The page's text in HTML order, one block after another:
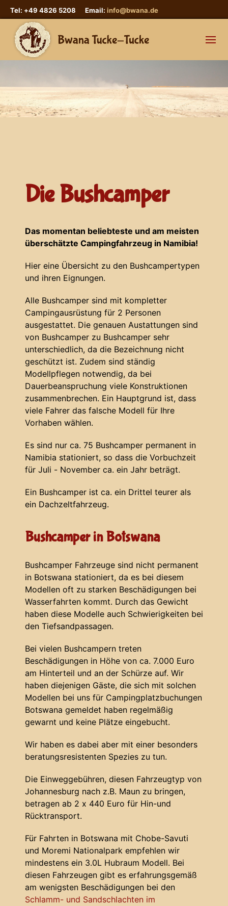
Tel: +49 4826 5208 Email: info@bwana.de
Die Bushcamper
Das momentan beliebteste und am meisten
überschätzte Campingfahrzeug in Namibia!
Hier eine Übersicht zu den Bushcampertypen
und ihren Eignungen.
Alle Bushcamper sind mit kompletter
Campingausrüstung für 2 Personen
ausgestattet. Die genauen Austattungen sind
von Bushcamper zu Bushcamper sehr
unterschiedlich, da die Bezeichnung nicht
geschützt ist. Zudem sind ständig
Modellpflegen notwendig, da bei
Dauerbeanspruchung viele Konstruktionen
zusammenbrechen. Ein Hauptgrund ist, dass
viele Fahrer das falsche Modell für Ihre
Vorhaben wählen.
Es sind nur ca. 75 Bushcamper permanent in
Namibia stationiert, so dass die Vorbuchzeit
für Juli - November ca. ein Jahr beträgt.
Ein Bushcamper ist ca. ein Drittel teurer als
ein Dachzeltfahrzeug.
Bushcamper in Botswana
Bushcamper Fahrzeuge sind nicht permanent
in Botswana stationiert, da es bei diesem
Modellen oft zu starken Beschädigungen bei
Wasserfahrten kommt. Durch das Gewicht
haben diese Modelle auch Schwierigkeiten bei
den Tiefsandpassagen.
Bei vielen Bushcampern treten
Beschädigungen in Höhe von ca. 7.000 Euro
am Hinterteil und an der Schürze auf. Wir
haben diejenigen Gäste, die sich mit solchen
Modellen bei uns für Campingplatzbuchungen
Botswana gemeldet haben regelmäßig
gewarnt und keine Plätze eingebucht.
Wir haben es dabei aber mit einer besonders
beratungsresistenten Spezies zu tun.
Die Einweggebühren, diesen Fahrzeugtyp von
Johannesburg nach z.B. Maun zu bringen,
betragen ab 2 x 440 Euro für Hin-und
Rücktransport.
Für Fahrten in Botswana mit Chobe-Savuti
und Moremi Nationalpark empfehlen wir
mindestens ein 3.0L Hubraum Modell. Bei
diesen Fahrzeugen gibt es erfahrungsgemäß
am wenigsten Beschädigungen bei den
Schlamm- und Sandschlachten im